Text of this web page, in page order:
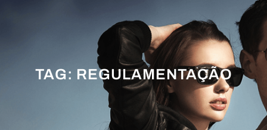
TAG: REGULAMENTAÇÃO